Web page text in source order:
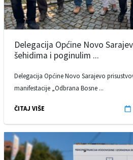
Delegacija Općine Novo
šehidima i poginulim ...
Delegacija Općine Novo Sarajevo
manifestacije „Odbrana Bosne ...
ČITAJ VIŠE